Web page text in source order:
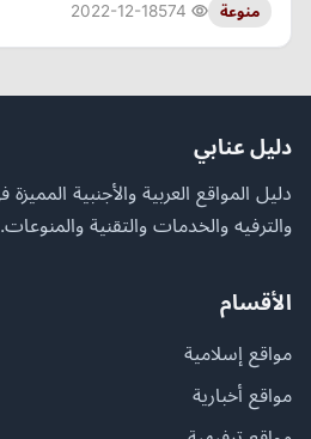
منوعة 2022-12-18
دليل عنابي
دليل المواقع العربية والأجنبية المميزة
والترفيه والخدمات والتقنية والمنوعات.
الأقسام
مواقع إسلامية
مواقع أخبارية